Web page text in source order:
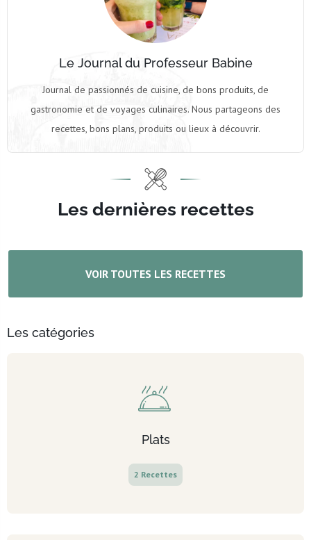
Le Journal du Professeur Babine
Journal de passionnés de cuisine, de bons produits, de
gastronomie et de voyages culinaires. Nous partageons des
recettes, bons plans, produits ou lieux à découvrir.
Les dernières recettes
VOIR TOUTES LES RECETTES
Les catégories
Plats
2 Recettes